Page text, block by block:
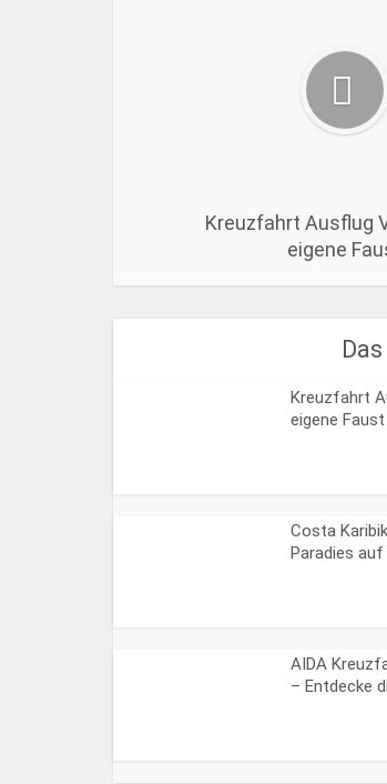
Kreuzfahrt Ausflug
eigene
Kreuzfahrt
eigene Faust
Costa
Paradies auf
AIDA
– Entdecke